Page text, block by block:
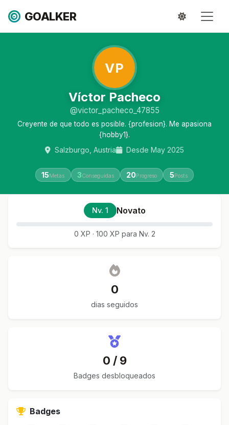
GOALKER
VP
Víctor Pacheco
@victor_pacheco_47855
Creyente de que todo es posible. {profesion}. Me apasiona
{hobby1}.
Salzburgo, Austria Desde May 2025
15Metas 3Conseguidas 20Progreso 5Posts
Nv. 1 Novato
0 XP · 100 XP para Nv. 2
0
dias seguidos
0 / 9
Badges desbloqueados
Badges